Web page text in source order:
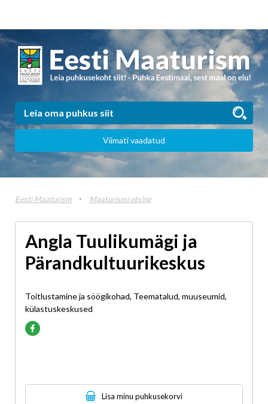
Viimati vaadatud
Eesti Maaturism Maaturismi otsing
Angla Tuulikumägi ja
Pärandkultuurikeskus
Toitlustamine ja söögikohad, Teematalud, muuseumid,
külastuskeskused
Lisa minu puhkusekorvi